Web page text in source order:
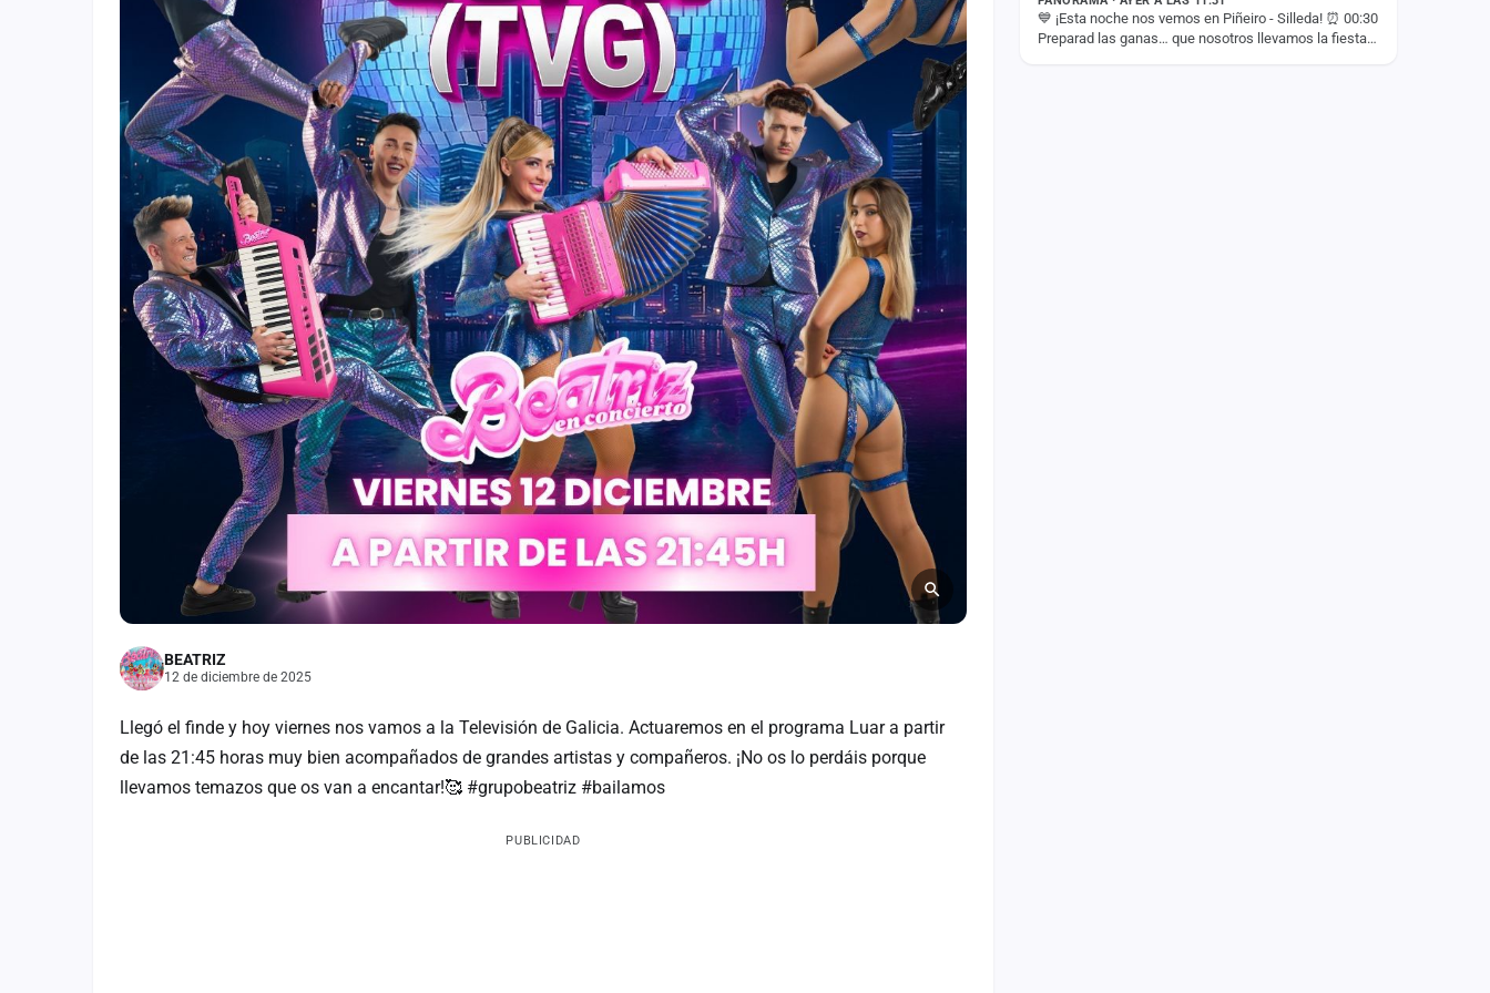
BEATRIZ
12 de diciembre de 2025
Llegó el finde y hoy viernes nos vamos a la Televisión de Galicia. Actuaremos en el programa Luar a partir
de las 21:45 horas muy bien acompañados de grandes artistas y compañeros. ¡No os lo perdáis porque
llevamos temazos que os van a encantar!🥰 #grupobeatriz #bailamos
PUBLICIDAD
💙 ¡Esta noche nos vemos en Piñeiro - Silleda! ⏰ 00:30
Preparad las ganas… que nosotros llevamos la fiesta.
Crear cuenta
Administración